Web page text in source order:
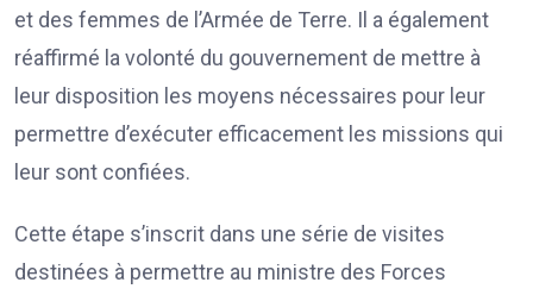
et des femmes de l’Armée de Terre. Il a également
réaffirmé la volonté du gouvernement de mettre à
leur disposition les moyens nécessaires pour leur
permettre d’exécuter efficacement les missions qui
leur sont confiées.
Cette étape s’inscrit dans une série de visites
destinées à permettre au ministre des Forces